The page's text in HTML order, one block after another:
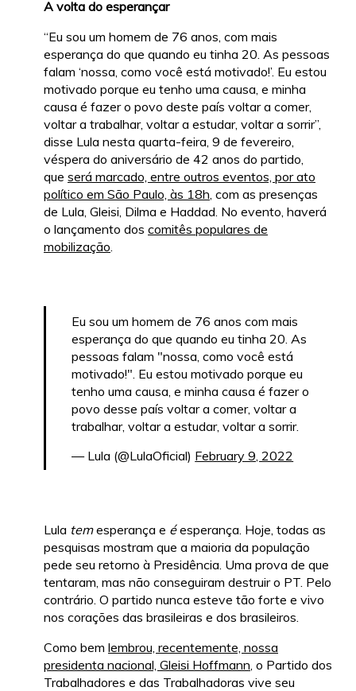
A volta do esperançar
“Eu sou um homem de 76 anos, com mais
esperança do que quando eu tinha 20. As pessoas
falam ‘nossa, como você está motivado!’. Eu estou
motivado porque eu tenho uma causa, e minha
causa é fazer o povo deste país voltar a comer,
voltar a trabalhar, voltar a estudar, voltar a sorrir”,
disse Lula nesta quarta-feira, 9 de fevereiro,
véspera do aniversário de 42 anos do partido,
que será marcado, entre outros eventos, por ato
político em São Paulo, às 18h, com as presenças
de Lula, Gleisi, Dilma e Haddad. No evento, haverá
o lançamento dos comitês populares de
mobilização.
Eu sou um homem de 76 anos com mais
esperança do que quando eu tinha 20. As
pessoas falam "nossa, como você está
motivado!". Eu estou motivado porque eu
tenho uma causa, e minha causa é fazer o
povo desse país voltar a comer, voltar a
trabalhar, voltar a estudar, voltar a sorrir.
— Lula (@LulaOficial) February 9, 2022
Lula temesperança e éesperança. Hoje, todas as
pesquisas mostram que a maioria da população
pede seu retorno à Presidência. Uma prova de que
tentaram, mas não conseguiram destruir o PT. Pelo
contrário. O partido nunca esteve tão forte e vivo
nos corações das brasileiras e dos brasileiros.
Como bem lembrou, recentemente, nossa
presidenta nacional, Gleisi Hoffmann, o Partido dos
Trabalhadores e das Trabalhadoras vive seu